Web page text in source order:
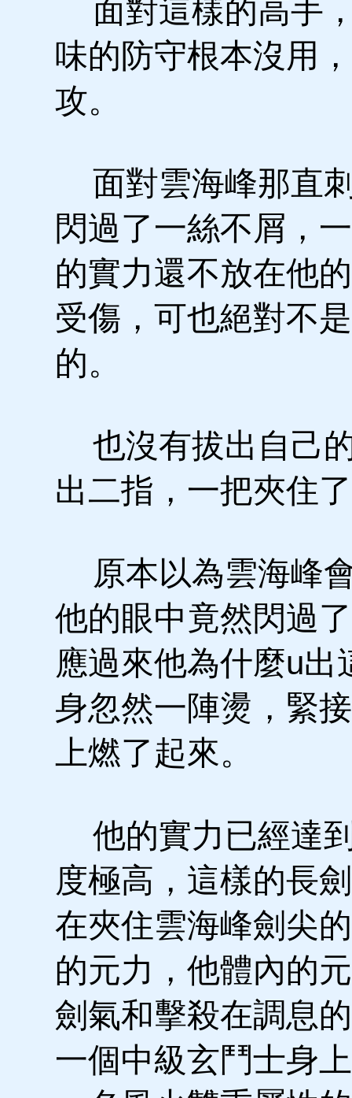
面對這樣的高手
味的防守根本沒用
攻。
面對雲海峰那直
閃過了一絲不屑，
的實力還不放在他
受傷，可也絕對不
的。
也沒有拔出自己
出二指，一把夾住
原本以為雲海峰
他的眼中竟然閃過
應過來他為什麼u
身忽然一陣燙，緊
上燃了起來。
他的實力已經達
度極高，這樣的長
在夾住雲海峰劍尖
的元力，他體內的
劍氣和擊殺在調息
一個中級玄鬥士身